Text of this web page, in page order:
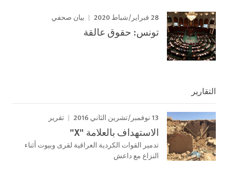
28 فبراير/شباط 2020 بيان صحفي
تونس: حقوق عالقة
التقارير
13 نوفمبر/تشرين الثاني 2016 تقرير
الاستهداف بالعلامة "X"
تدمير القوات الكردية العراقية لقرى وبيوت أثناء
النزاع مع داعش